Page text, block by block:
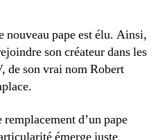
algérien,
ne
faut
nouveau pape est élu. Ainsi,
son créateur dans les
de son vrai nom Robert
d’un pape
émerge juste